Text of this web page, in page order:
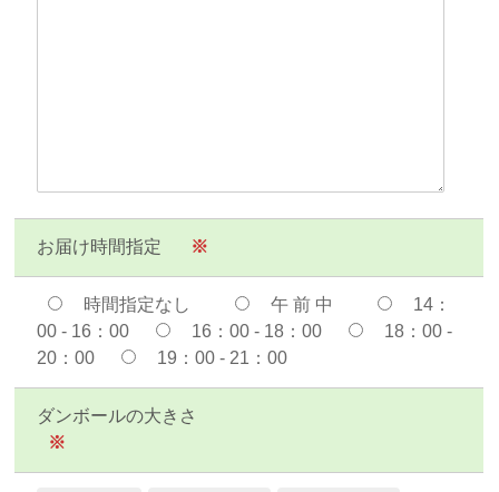
お届け時間指定 ※
時間指定なし 午 前 中
14：
00 - 16：00
16：00 - 18：00
18：00 -
20：00
19：00 - 21：00
ダンボールの大きさ
※